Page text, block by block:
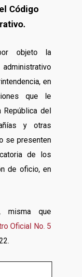
Código
objeto la
en
que le
República del
y otras
se presenten
de los
de oficio, en
misma que
Oficial No. 5